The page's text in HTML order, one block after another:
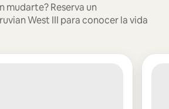
mudarte? Reserva un
West III para conocer la vida